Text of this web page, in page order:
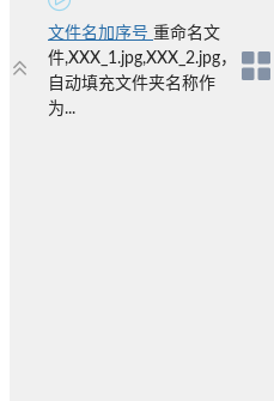
文件名加序号 重命名文
件,XXX_1.jpg,XXX_2.jpg，
自动填充文件夹名称作
为...